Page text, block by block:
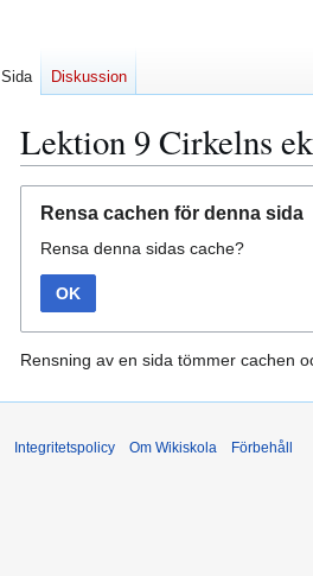
Lektion 9 Cirkelns
navigering
sök
Rensa cachen för denna sida
Rensa denna sidas cache?
OK
Rensning av en sida tömmer cachen
Sida Diskussion
Integritetspolicy Om Wikiskola Förbehåll